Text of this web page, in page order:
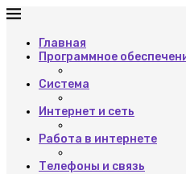
Главная
Программное
Система
Интернет и сеть
Работа в интернете
Телефоны и связь